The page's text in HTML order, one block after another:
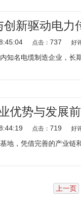
新驱动电力
点击： 737 好
知名电缆制造企业，长
优势与发展
点击： 719 好
地，凭借完善的产业链
上一页